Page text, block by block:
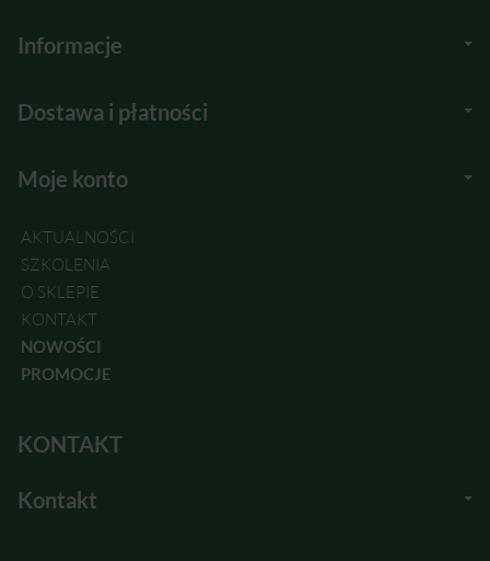
Informacje
Dostawa i płatności
Moje konto
AKTUALNOŚCI
SZKOLENIA
O SKLEPIE
KONTAKT
NOWOŚCI
PROMOCJE
KONTAKT
Kontakt